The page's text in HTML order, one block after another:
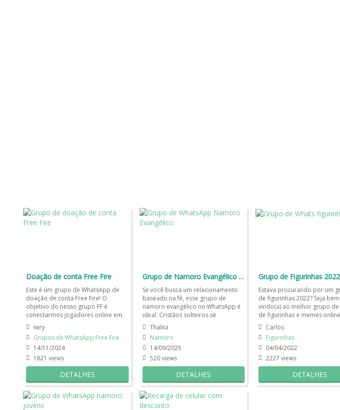
Doação de conta Free Fire
Este é um grupo de WhatsApp de
doação de conta Free Fire! O
objetivo do nesso grupo FF é
conectarmos jogadores online em
todo o Brasil que desejam doar...
Iwry
Grupos de WhatsApp Free Fire
14/11/2024
1821 views
DETALHES
Grupo de Namoro Evangélico 🌹💌
Se você busca um relacionamento
baseado na fé, esse grupo de
namoro evangélico no WhatsApp é
ideal. Cristãos solteiros se
conectam para trocar mensagens...
Thalita
Namoro
14/09/2025
520 views
DETALHES
Grupo de Figurinhas 2022
Estava procurando por um
de figurinhas 2022? Seja
vindo(a) ao melhor grupo de
de figurinhas e memes
você pode enviar suas...
Carlos
Figurinhas
04/04/2022
2227 views
DETALHES